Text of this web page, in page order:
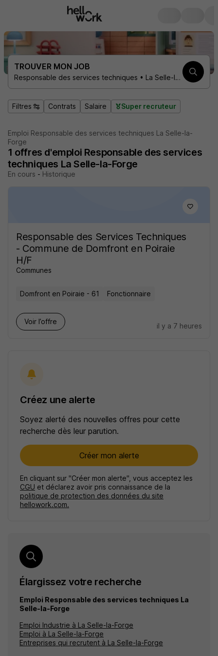
TROUVER MON JOB
Responsable des services techniques • La Selle-la-Forge 61100
Filtres Contrats Salaire Super recruteur
Emploi Responsable des services techniques La Selle-la-
Forge
1 offres d'emploi Responsable des services
techniques La Selle-la-Forge
En cours - Historique
Responsable des Services Techniques
- Commune de Domfront en Poiraie
H/F
Communes
Domfront en Poiraie - 61 Fonctionnaire
Voir l’offre
il y a 7 heures
Créez une alerte
Soyez alerté des nouvelles offres pour cette
recherche dès leur parution.
Créer mon alerte
En cliquant sur "Créer mon alerte", vous acceptez les
CGU et déclarez avoir pris connaissance de la
politique de protection des données du site
hellowork.com.
Élargissez votre recherche
Emploi Responsable des services techniques La
Selle-la-Forge
Emploi Industrie à La Selle-la-Forge
Emploi à La Selle-la-Forge
Entreprises qui recrutent à La Selle-la-Forge